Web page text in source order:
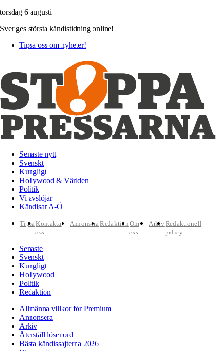
torsdag 6 augusti
Sveriges största kändistidning online!
Tipsa oss om nyheter!
Senaste nytt
Svenskt
Kungligt
Hollywood & Världen
Politik
Vi avslöjar
Kändisar A-Ö
TipsaKontakta
oss
AnnonseraRedaktion Om
oss
Arkiv Redaktionell
policy
Senaste
Svenskt
Kungligt
Hollywood
Politik
Redaktion
Allmänna villkor för Premium
Annonsera
Arkiv
Återställ lösenord
Bästa kändissajterna 2026